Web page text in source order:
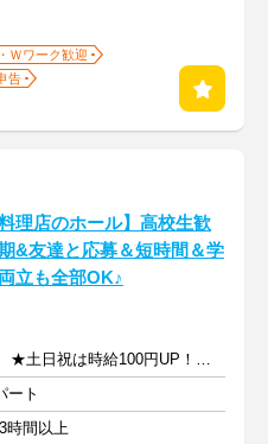
Ｗワーク歓迎
告
料理店のホール】⾼校⽣歓
&友達と応募＆短時間＆学
⽴も全部OK♪
時給1150円～ ★土日祝は時給100円UP！ ★高校生も同時給！
ート
時間以上